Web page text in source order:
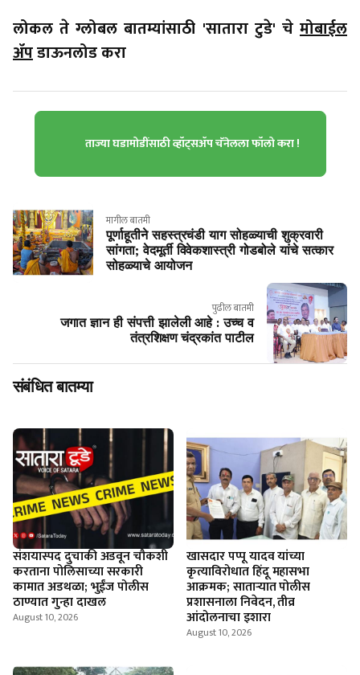
लोकल ते ग्लोबल बातम्यांसाठी 'सातारा टुडे' चे मोबाईल
ॲपडाऊनलोड करा
ताज्या घडामोडींसाठी व्हॉट्सॲप चॅनेलला फॉलो करा !
मागील बातमी
पूर्णाहूतीने सहस्त्रचंडी याग सोहळ्याची शुक्रवारी
सांगता; वेदमूर्ती विवेकशास्त्री गोडबोले यांचे सत्कार
सोहळ्याचे आयोजन
पुढील बातमी
जगात ज्ञान ही संपत्ती झालेली आहे : उच्च व
तंत्रशिक्षण चंद्रकांत पाटील
संबंधित बातम्या
संशयास्पद दुचाकी अडवून चौकशी
करताना पोलिसाच्या सरकारी
कामात अडथळा; भुईंज पोलीस
ठाण्यात गुन्हा दाखल
August 10, 2026
खासदार पप्पू यादव यांच्या
कृत्याविरोधात हिंदू महासभा
आक्रमक; साताऱ्यात पोलीस
प्रशासनाला निवेदन, तीव्र
आंदोलनाचा इशारा
August 10, 2026